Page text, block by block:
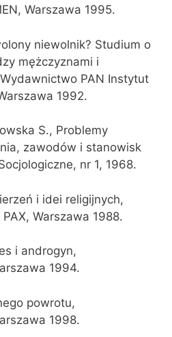
Warszawa 1995.
niewolnik? Studium o
mężczyznami i
PAN Instytut
1992.
S., Problemy
zawodów i stanowisk
nr 1, 1968.
i idei religijnych,
Warszawa 1988.
i androgyn,
1994.
powrotu,
1998.